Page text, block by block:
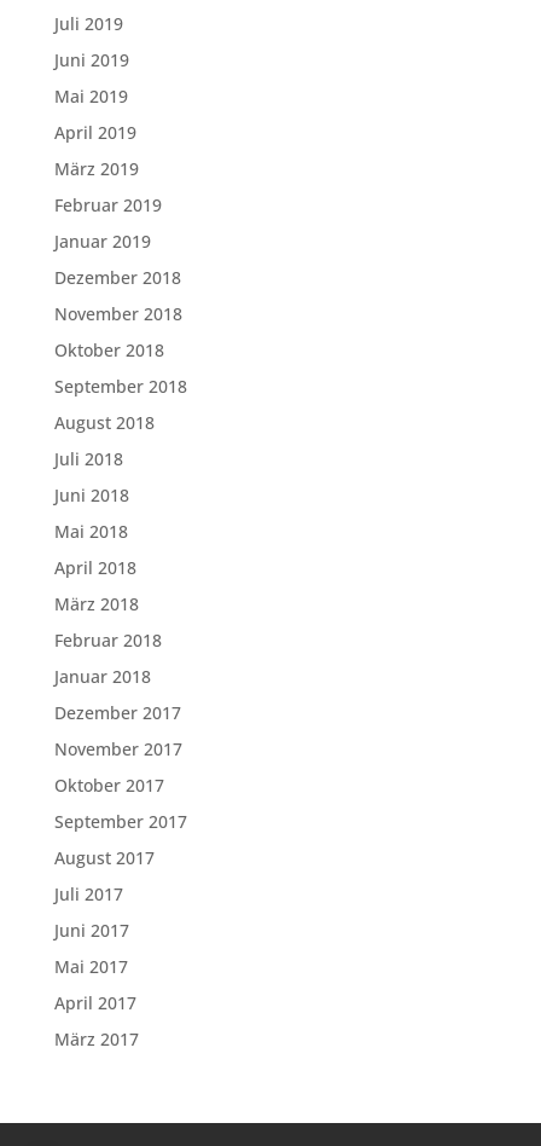
Juli 2019
Juni 2019
Mai 2019
April 2019
März 2019
Februar 2019
Januar 2019
Dezember 2018
November 2018
Oktober 2018
September 2018
August 2018
Juli 2018
Juni 2018
Mai 2018
April 2018
März 2018
Februar 2018
Januar 2018
Dezember 2017
November 2017
Oktober 2017
September 2017
August 2017
Juli 2017
Juni 2017
Mai 2017
April 2017
März 2017